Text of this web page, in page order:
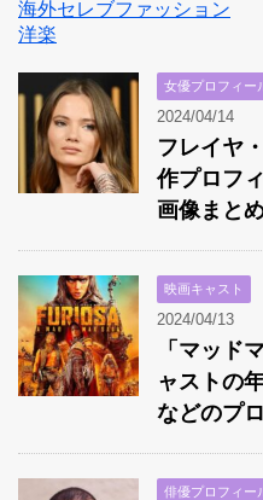
海外セレブファッション
洋楽
女優プロフィー
2024/04/14
フレイヤ
作プロフ
画像まと
映画キャスト
2024/04/13
「マッド
ャストの
などのプ
俳優プロフィー